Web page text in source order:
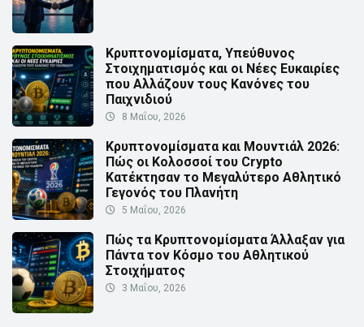
Κρυπτονομίσματα, Υπεύθυνος
Στοιχηματισμός και οι Νέες Ευκαιρίες
που Αλλάζουν τους Κανόνες του
Παιχνιδιού
8 Μαΐου, 2026
Κρυπτονομίσματα και Μουντιάλ 2026:
Πώς οι Κολοσσοί του Crypto
Κατέκτησαν το Μεγαλύτερο Αθλητικό
Γεγονός του Πλανήτη
5 Μαΐου, 2026
Πώς τα Κρυπτονομίσματα Άλλαξαν για
Πάντα τον Κόσμο του Αθλητικού
Στοιχήματος
3 Μαΐου, 2026